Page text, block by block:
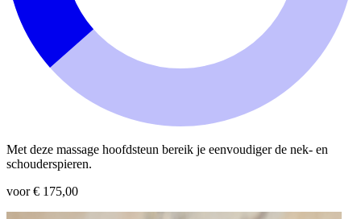
Met deze massage hoofdsteun bereik je eenvoudiger de nek- en
schouderspieren.
voor € 175,00